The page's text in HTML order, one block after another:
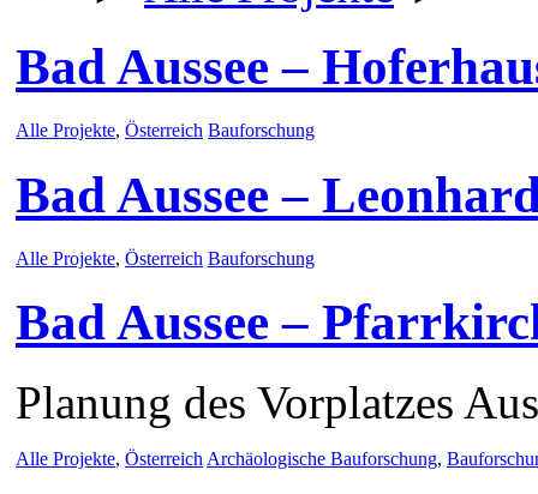
Bad Aussee –
Alle Projekte, Österreich Bauforschung
Bad Aussee –
Alle Projekte, Österreich Bauforschung
Bad Aussee –
Planung des Vorplatzes
Alle Projekte, Österreich Archäologische Bauforschung,